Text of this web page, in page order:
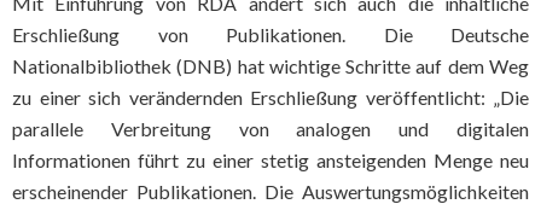
Erschließung von Publikationen. Die Deutsche
Nationalbibliothek (DNB) hat wichtige Schritte auf dem Weg
zu einer sich verändernden Erschließung veröffentlicht: „Die
parallele Verbreitung von analogen und digitalen
Informationen führt zu einer stetig ansteigenden Menge neu
erscheinender Publikationen. Die Auswertungsmöglichkeiten